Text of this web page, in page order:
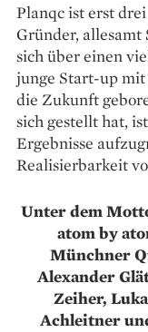
Planqc ist erst
Gründer, allesamt
sich über einen
junge Start-up
die Zukunft
sich gestellt hat,
Ergebnisse
Realisierbarkeit
Unter dem
atom by
Münchner
Alexander
Zeiher,
Achleitner